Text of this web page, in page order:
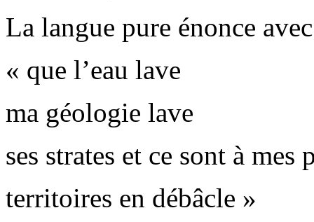
La langue pure énonce
« que l’eau lave
ma géologie lave
ses strates et ce sont à mes
territoires en débâcle »